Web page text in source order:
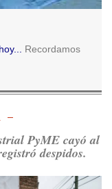
a intentar.
Recordamos
PyME cayó al
despidos.